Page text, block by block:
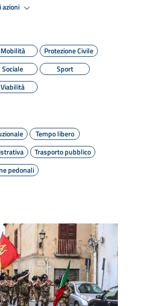
azioni
Mobilità
Protezione Civile
Sociale
Sport
Viabilità
Tempo libero
Trasporto pubblico
pedonali